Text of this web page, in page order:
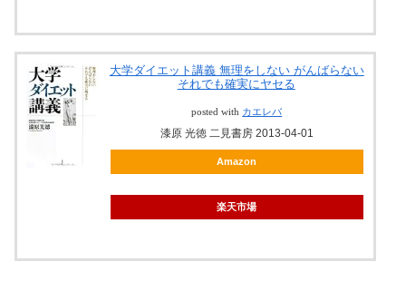
大学ダイエット講義 無理をしない がんばらない
それでも確実にヤセる
posted with カエレバ
漆原 光徳 二見書房 2013-04-01
Amazon
楽天市場